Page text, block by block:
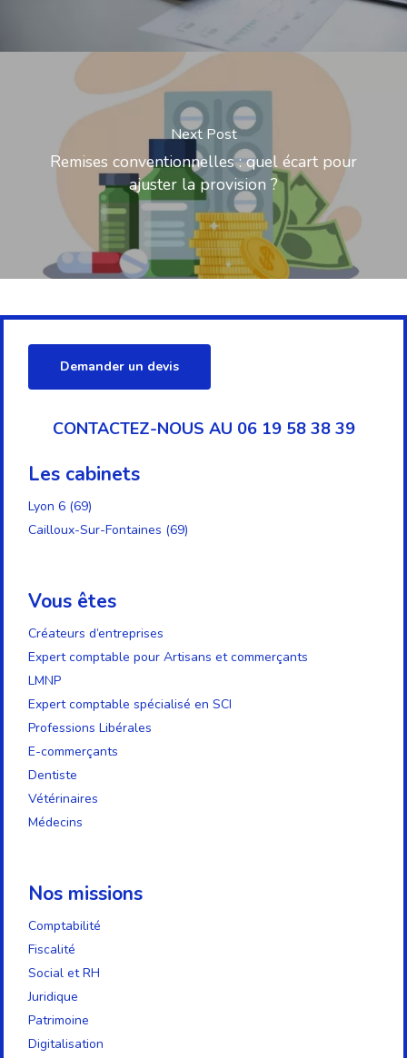
Next Post
Remises conventionnelles : quel écart pour
ajuster la provision ?
Demander un devis
CONTACTEZ-NOUS AU 06 19 58 38 39
Les cabinets
Lyon 6 (69)
Cailloux-Sur-Fontaines (69)
Vous êtes
Créateurs d’entreprises
Expert comptable pour Artisans et commerçants
LMNP
Expert comptable spécialisé en SCI
Professions Libérales
E-commerçants
Dentiste
Vétérinaires
Médecins
Nos missions
Comptabilité
Fiscalité
Social et RH
Juridique
Patrimoine
Digitalisation